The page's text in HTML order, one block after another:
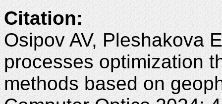
Citation:
Osipov AV, Pleshakova
processes optimization
methods based on